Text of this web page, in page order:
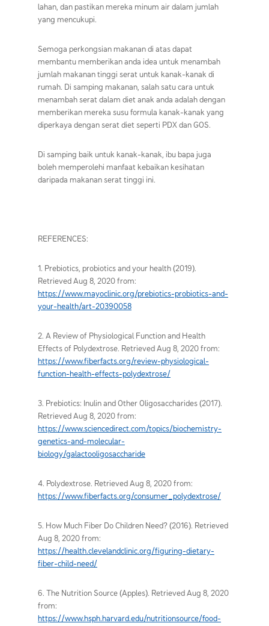
lahan, dan pastikan mereka minum air dalam jumlah
yang mencukupi.
Semoga perkongsian makanan di atas dapat
membantu memberikan anda idea untuk menambah
jumlah makanan tinggi serat untuk kanak-kanak di
rumah. Di samping makanan, salah satu cara untuk
menambah serat dalam diet anak anda adalah dengan
memberikan mereka susu formula kanak-kanak yang
diperkaya dengan serat diet seperti PDX dan GOS.
Di samping baik untuk kanak-kanak, ibu bapa juga
boleh memperolehi manfaat kebaikan kesihatan
daripada makanan serat tinggi ini.
REFERENCES:
1. Prebiotics, probiotics and your health (2019).
Retrieved Aug 8, 2020 from:
https://www.mayoclinic.org/prebiotics-probiotics-and-
your-health/art-20390058
2. A Review of Physiological Function and Health
Effects of Polydextrose. Retrieved Aug 8, 2020 from:
https://www.fiberfacts.org/review-physiological-
function-health-effects-polydextrose/
3. Prebiotics: Inulin and Other Oligosaccharides (2017).
Retrieved Aug 8, 2020 from:
https://www.sciencedirect.com/topics/biochemistry-
genetics-and-molecular-
biology/galactooligosaccharide
4. Polydextrose. Retrieved Aug 8, 2020 from:
https://www.fiberfacts.org/consumer_polydextrose/
5. How Much Fiber Do Children Need? (2016). Retrieved
Aug 8, 2020 from:
https://health.clevelandclinic.org/figuring-dietary-
fiber-child-need/
6. The Nutrition Source (Apples). Retrieved Aug 8, 2020
from:
https://www.hsph.harvard.edu/nutritionsource/food-